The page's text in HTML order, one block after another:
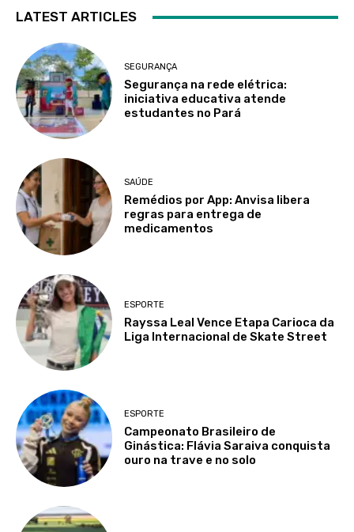
LATEST ARTICLES
SEGURANÇA
Segurança na rede elétrica:
iniciativa educativa atende
estudantes no Pará
SAÚDE
Remédios por App: Anvisa libera
regras para entrega de
medicamentos
ESPORTE
Rayssa Leal Vence Etapa Carioca da
Liga Internacional de Skate Street
ESPORTE
Campeonato Brasileiro de
Ginástica: Flávia Saraiva conquista
ouro na trave e no solo